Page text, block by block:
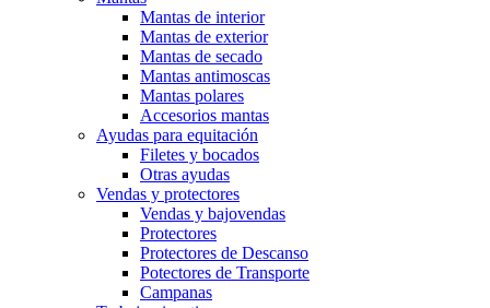
Mantas de interior
Mantas de exterior
Mantas de secado
Mantas antimoscas
Mantas polares
Accesorios mantas
Ayudas para equitación
Filetes y bocados
Otras ayudas
Vendas y protectores
Vendas y bajovendas
Protectores
Protectores de Descanso
Potectores de Transporte
Campanas